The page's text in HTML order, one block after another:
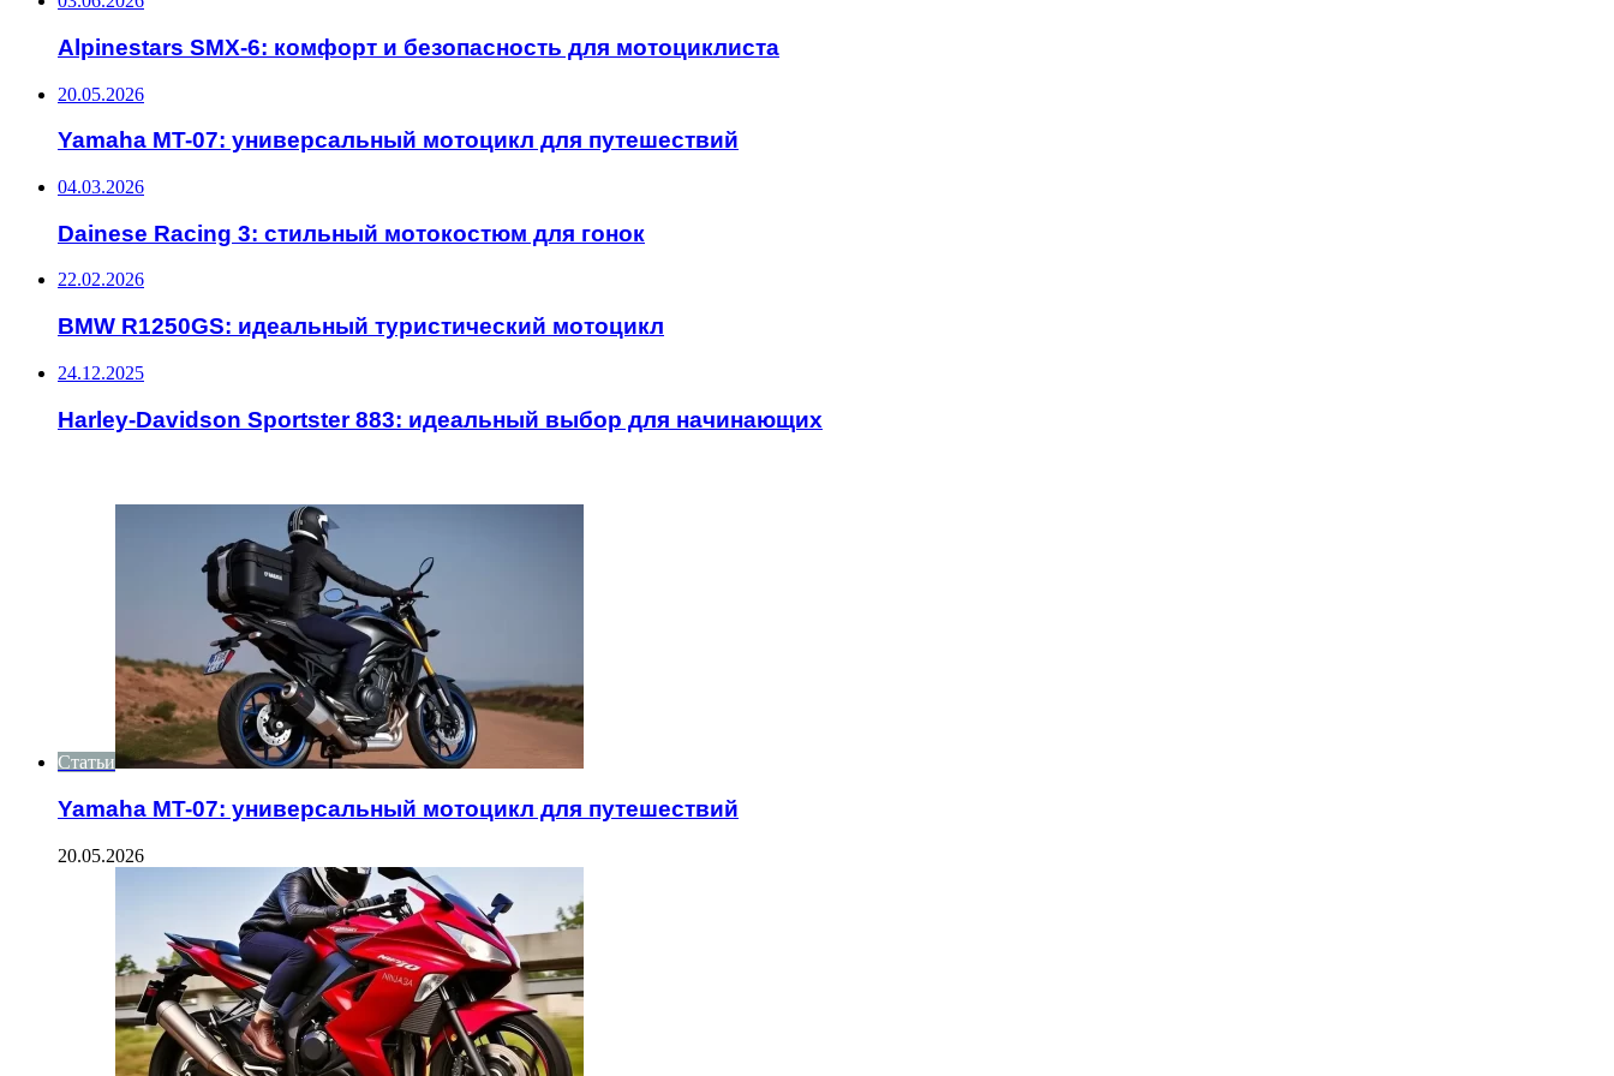
Alpinestars SMX-6: комфорт и безопасность для мотоциклиста
20.05.2026
Yamaha MT-07: универсальный мотоцикл для путешествий
04.03.2026
Dainese Racing 3: стильный мотокостюм для гонок
22.02.2026
BMW R1250GS: идеальный туристический мотоцикл
24.12.2025
Harley-Davidson Sportster 883: идеальный выбор для начинающих
Статьи
Yamaha MT-07: универсальный мотоцикл для путешествий
20.05.2026